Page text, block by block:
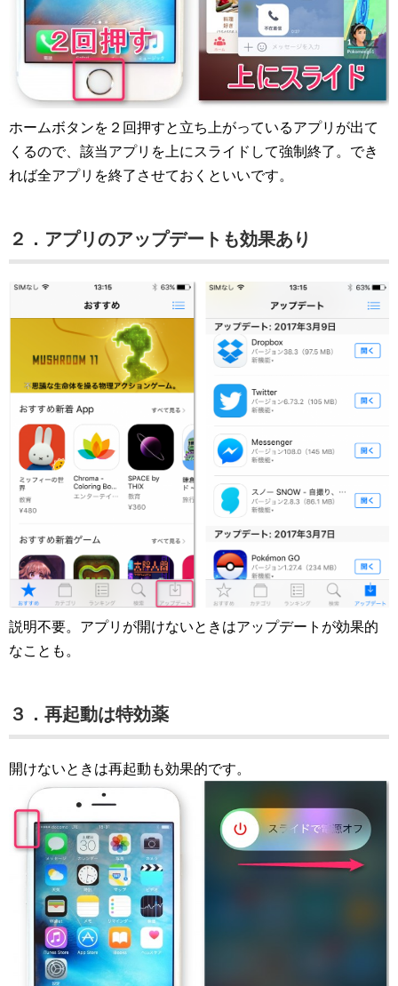
ホームボタンを２回押すと立ち上がっているアプリが出て
くるので、該当アプリを上にスライドして強制終了。でき
れば全アプリを終了させておくといいです。
２．アプリのアップデートも効果あり
説明不要。アプリが開けないときはアップデートが効果的
なことも。
３．再起動は特効薬
開けないときは再起動も効果的です。